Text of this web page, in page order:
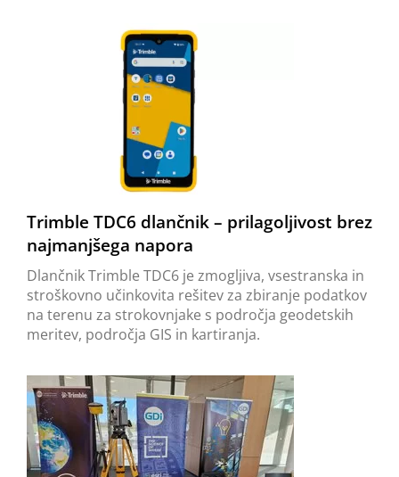
Trimble TDC6 dlančnik – prilagoljivost brez
najmanjšega napora
Dlančnik Trimble TDC6 je zmogljiva, vsestranska in
stroškovno učinkovita rešitev za zbiranje podatkov
na terenu za strokovnjake s področja geodetskih
meritev, področja GIS in kartiranja.